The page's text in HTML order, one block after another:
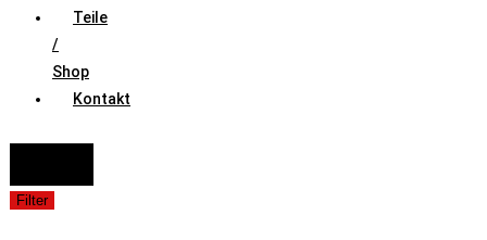
Teile
/
Shop
Kontakt
Filter